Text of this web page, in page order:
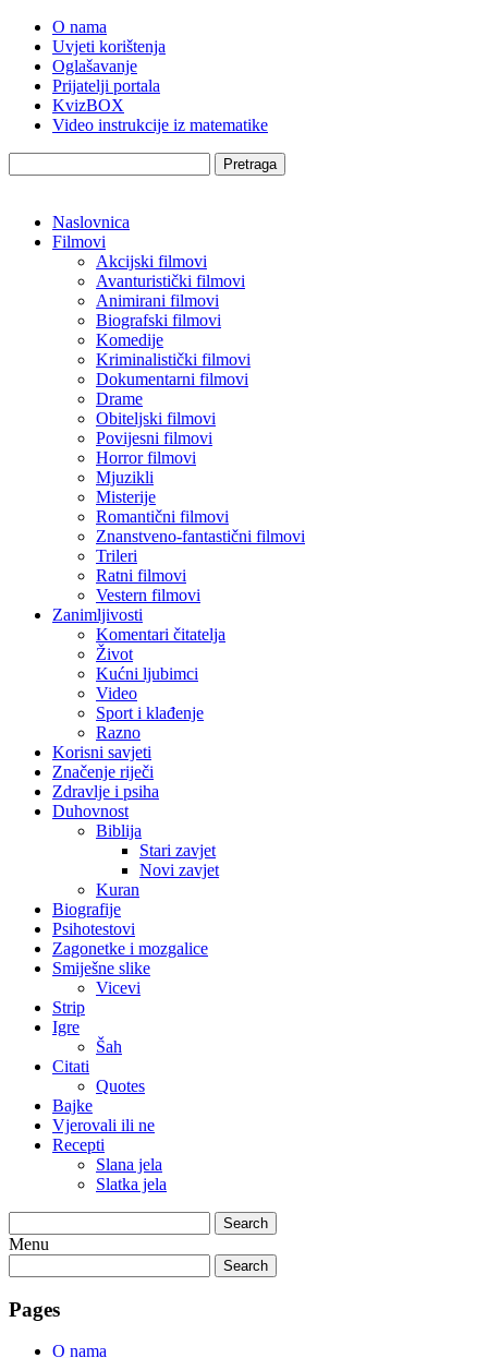
O nama
Uvjeti korištenja
Oglašavanje
Prijatelji portala
KvizBOX
Video instrukcije iz matematike
Pretraga
Naslovnica
Filmovi
Akcijski filmovi
Avanturistički filmovi
Animirani filmovi
Biografski filmovi
Komedije
Kriminalistički filmovi
Dokumentarni filmovi
Drame
Obiteljski filmovi
Povijesni filmovi
Horror filmovi
Mjuzikli
Misterije
Romantični filmovi
Znanstveno-fantastični filmovi
Trileri
Ratni filmovi
Vestern filmovi
Zanimljivosti
Komentari čitatelja
Život
Kućni ljubimci
Video
Sport i klađenje
Razno
Korisni savjeti
Značenje riječi
Zdravlje i psiha
Duhovnost
Biblija
Stari zavjet
Novi zavjet
Kuran
Biografije
Psihotestovi
Zagonetke i mozgalice
Smiješne slike
Vicevi
Strip
Igre
Šah
Citati
Quotes
Bajke
Vjerovali ili ne
Recepti
Slana jela
Slatka jela
Search
Menu
Search
Pages
O nama